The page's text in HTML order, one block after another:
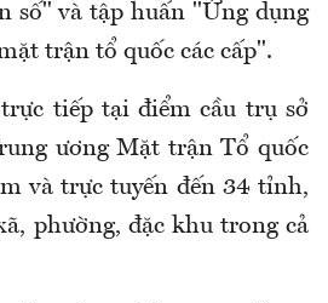
số" và tập huấn "Ứng dụng
trận tổ quốc các cấp".
tiếp tại điểm cầu trụ sở
ương Mặt trận Tổ quốc
và trực tuyến đến 34 tỉnh,
phường, đặc khu trong cả